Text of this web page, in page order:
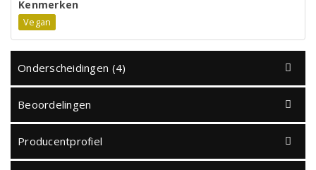
Kenmerken
Vegan
Onderscheidingen (4)
Beoordelingen
Producentprofiel